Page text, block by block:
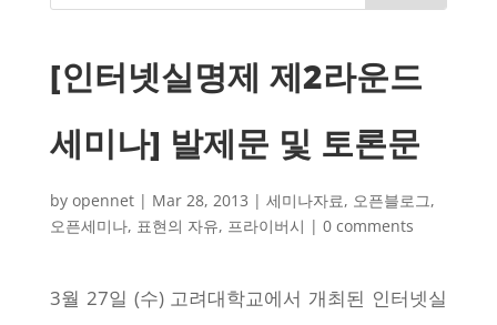
[인터넷실명제 제2라운드
세미나] 발제문 및 토론문
by opennet| Mar 28, 2013 | 세미나자료, 오픈블로그,
오픈세미나, 표현의 자유, 프라이버시 | 0 comments
3월 27일 (수) 고려대학교에서 개최된 인터넷실